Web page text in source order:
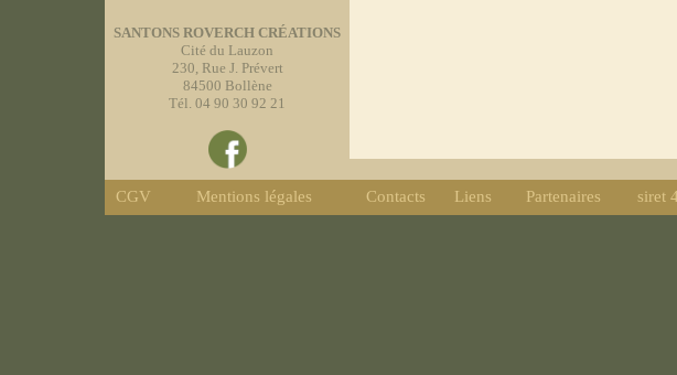
SANTONS ROVERCH CRÉATIONS
Cité du Lauzon
230, Rue J. Prévert
84500 Bollène
Tél. 04 90 30 92 21
CGV Mentions légales Contacts Liens Partenaires siret